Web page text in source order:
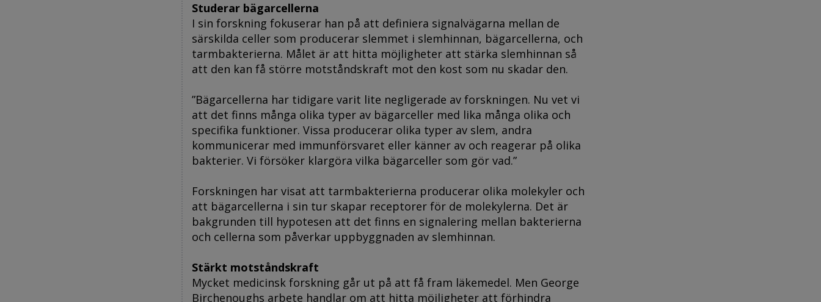
Studerar bägarcellerna
I sin forskning fokuserar han på att definiera signalvägarna mellan de
särskilda celler som producerar slemmet i slemhinnan, bägarcellerna, och
tarmbakterierna. Målet är att hitta möjligheter att stärka slemhinnan så
att den kan få större motståndskraft mot den kost som nu skadar den.
”Bägarcellerna har tidigare varit lite negligerade av forskningen. Nu vet vi
att det finns många olika typer av bägarceller med lika många olika och
specifika funktioner. Vissa producerar olika typer av slem, andra
kommunicerar med immunförsvaret eller känner av och reagerar på olika
bakterier. Vi försöker klargöra vilka bägarceller som gör vad.”
Forskningen har visat att tarmbakterierna producerar olika molekyler och
att bägarcellerna i sin tur skapar receptorer för de molekylerna. Det är
bakgrunden till hypotesen att det finns en signalering mellan bakterierna
och cellerna som påverkar uppbyggnaden av slemhinnan.
Stärkt motståndskraft
Mycket medicinsk forskning går ut på att få fram läkemedel. Men George
Birchenoughs arbete handlar om att hitta möjligheter att förhindra